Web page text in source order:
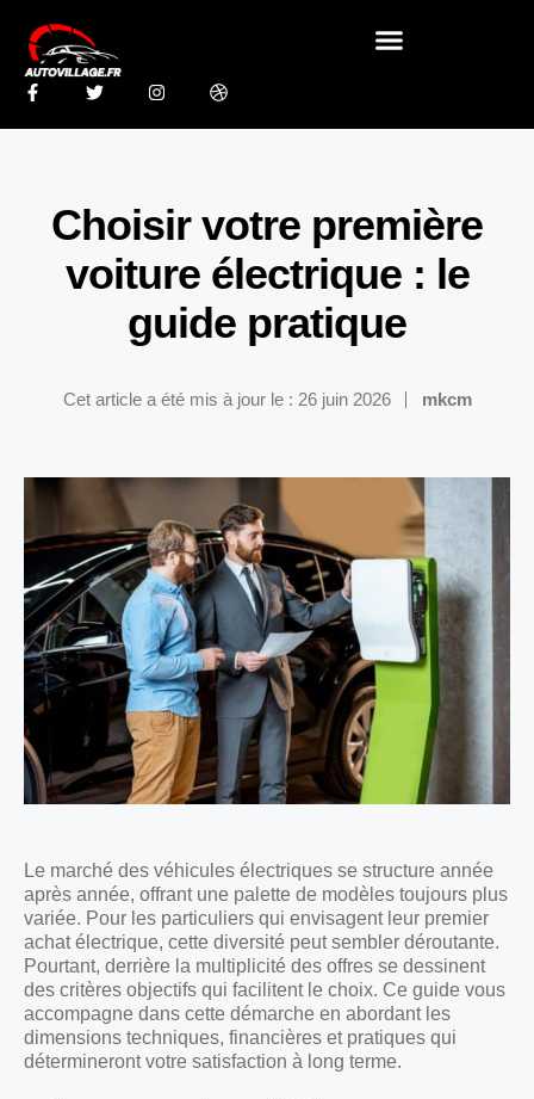
Choisir votre première
voiture électrique : le
guide pratique
Cet article a été mis à jour le : 26 juin 2026 mkcm
Le marché des véhicules électriques se structure année
après année, offrant une palette de modèles toujours plus
variée. Pour les particuliers qui envisagent leur premier
achat électrique, cette diversité peut sembler déroutante.
Pourtant, derrière la multiplicité des offres se dessinent
des critères objectifs qui facilitent le choix. Ce guide vous
accompagne dans cette démarche en abordant les
dimensions techniques, financières et pratiques qui
détermineront votre satisfaction à long terme.